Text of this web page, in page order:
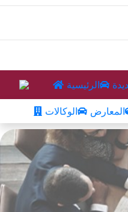
الرئيسية
الوكالات المعارض